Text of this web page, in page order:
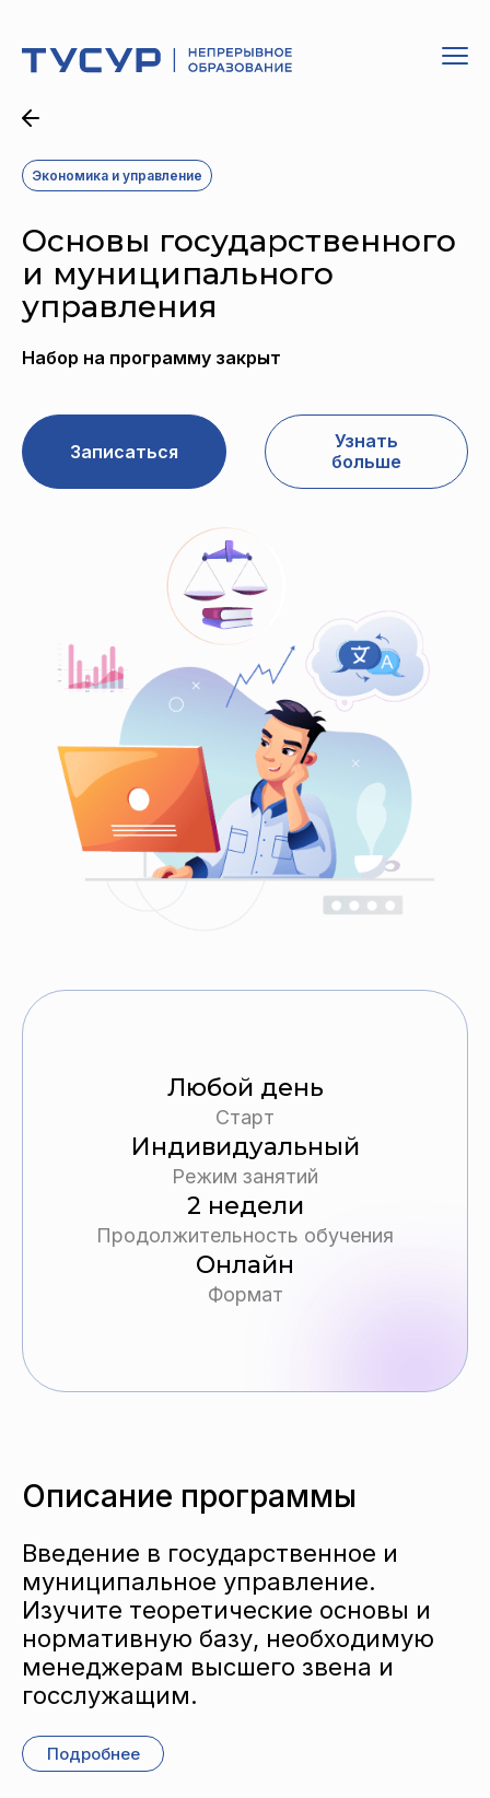
Экономика и управление
Основы государственного
и муниципального
управления
Набор на программу закрыт
Записаться
Узнать
больше
Любой день
Старт
Индивидуальный
Режим занятий
2 недели
Продолжительность обучения
Онлайн
Формат
Описание программы
Введение в государственное и
муниципальное управление.
Изучите теоретические основы и
нормативную базу, необходимую
менеджерам высшего звена и
госслужащим.
Подробнее